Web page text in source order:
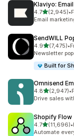
Klaviyo:
4.7เต็ม 5 ดาว
(2,945)
ทั้งหมด 2945 รีวิ
•
Email
SendWILL
4.9เต็ม 5 ดาว
(7,475)
ทั้งหมด 7475 รีวิว
•
Newsletter
Built for
Omnisend
4.8เต็ม 5 ดาว
(2,947)
ทั้งหมด 2947 รีวิ
•
Drive sales
Shopify Flow
4.7เต็ม 5 ดาว
(11,696)
ทั้งหมด 11696 รี•
Automate